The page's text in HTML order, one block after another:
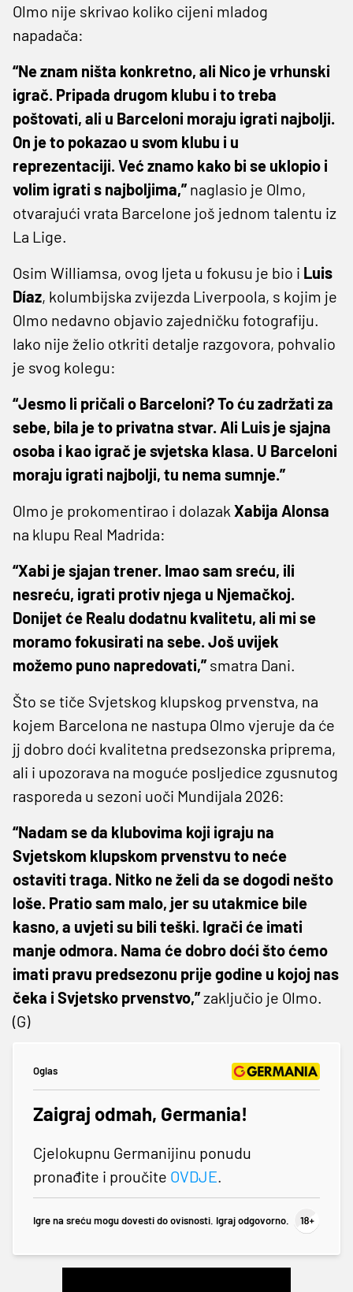
Olmo nije skrivao koliko cijeni mladog
napadača:
“Ne znam ništa konkretno, ali Nico je vrhunski
igrač. Pripada drugom klubu i to treba
poštovati, ali u Barceloni moraju igrati najbolji.
On je to pokazao u svom klubu i u
reprezentaciji. Već znamo kako bi se uklopio i
volim igrati s najboljima,” naglasio je Olmo,
otvarajući vrata Barcelone još jednom talentu iz
La Lige.
Osim Williamsa, ovog ljeta u fokusu je bio i Luis
Díaz, kolumbijska zvijezda Liverpoola, s kojim je
Olmo nedavno objavio zajedničku fotografiju.
Iako nije želio otkriti detalje razgovora, pohvalio
je svog kolegu:
“Jesmo li pričali o Barceloni? To ću zadržati za
sebe, bila je to privatna stvar. Ali Luis je sjajna
osoba i kao igrač je svjetska klasa. U Barceloni
moraju igrati najbolji, tu nema sumnje.”
Olmo je prokomentirao i dolazak Xabija Alonsa
na klupu Real Madrida:
“Xabi je sjajan trener. Imao sam sreću, ili
nesreću, igrati protiv njega u Njemačkoj.
Donijet će Realu dodatnu kvalitetu, ali mi se
moramo fokusirati na sebe. Još uvijek
možemo puno napredovati,” smatra Dani.
Što se tiče Svjetskog klupskog prvenstva, na
kojem Barcelona ne nastupa Olmo vjeruje da će
jj dobro doći kvalitetna predsezonska priprema,
ali i upozorava na moguće posljedice zgusnutog
rasporeda u sezoni uoči Mundijala 2026:
“Nadam se da klubovima koji igraju na
Svjetskom klupskom prvenstvu to neće
ostaviti traga. Nitko ne želi da se dogodi nešto
loše. Pratio sam malo, jer su utakmice bile
kasno, a uvjeti su bili teški. Igrači će imati
manje odmora. Nama će dobro doći što ćemo
imati pravu predsezonu prije godine u kojoj nas
čeka i Svjetsko prvenstvo,”zaključio je Olmo.
(G)
Oglas
Zaigraj odmah, Germania!
Cjelokupnu Germanijinu ponudu
pronađite i proučite OVDJE.
Igre na sreću mogu dovesti do ovisnosti. Igraj odgovorno.